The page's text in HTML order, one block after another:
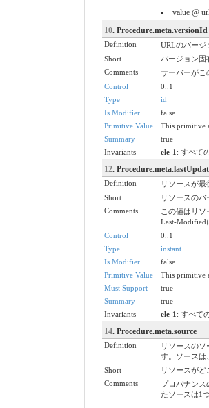
value @
10. Procedure.meta.versionId
Definition
URLのバージ
Short
バージョン固
Comments
サーバーがこ
Control
0..1
Type
id
Is Modifier
false
Primitive Value
This primitive
Summary
true
Invariants
ele-1 : すべて
12.
Definition
リソースが最
Short
リソースのバ
Comments
この値はリ
Last-Modified
Control
0..1
Type
instant
Is Modifier
false
Primitive Value
This primitive
Must Support
true
Summary
true
Invariants
ele-1 : すべて
14. Procedure.meta.source
Definition
リソースの
す。ソースは
Short
リソースがど
Comments
プロバナンス
たソースは1